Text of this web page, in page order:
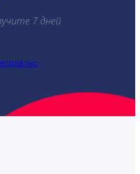
7 дней